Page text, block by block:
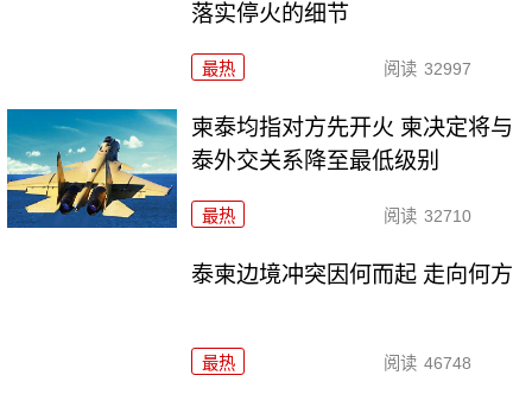
落实停火的细节
最热 阅读 32997
柬泰均指对方先开火 柬决定将与
泰外交关系降至最低级别
最热 阅读 32710
泰柬边境冲突因何而起 走向何方
最热 阅读 46748